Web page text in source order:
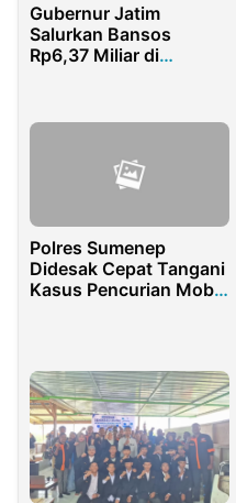
Gubernur Jatim
Salurkan Bansos
Rp6,37 Miliar di
Polres Sumenep
Didesak Cepat Tangani
Kasus Pencurian Mobil